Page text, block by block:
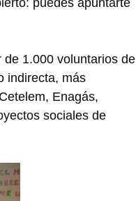
puedes apuntarte
1.000 voluntarios de
indirecta, más
Enagás,
sociales de